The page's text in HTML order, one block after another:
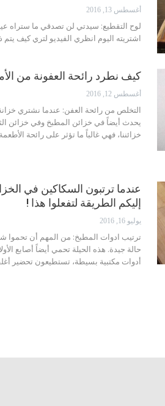
أغسطس 13, 2016
لوح التقطيع: سيدتي لن تصدقي ما ستراه
اشتريته اليوم انظري الفيديو لتري كيف يتم
كيف نطرد رائحة العفونة من
أغسطس 12, 2016
التخلص من رائحة العفن: عندما نشتري
يحدث أيضاً في خزائن المطبخ وفي خزائن
خزائننا، فهي غالباً ما تؤثر على رائحة
عندما ترتبون السكاكين في
إليكم الطريقة لتفعلوا هذا !
يوليو 16, 2016
ترتيب ادوات المطبخ: من المهم أن
حالة جيدة. هذه الحيلة تحمي أيضاً أصابع
أدوات مكتبية بسيطة، تستطيعون تحضير